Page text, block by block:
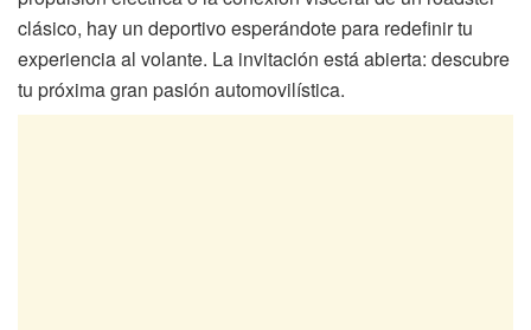
clásico, hay un deportivo esperándote para redefinir tu
experiencia al volante. La invitación está abierta: descubre
tu próxima gran pasión automovilística.